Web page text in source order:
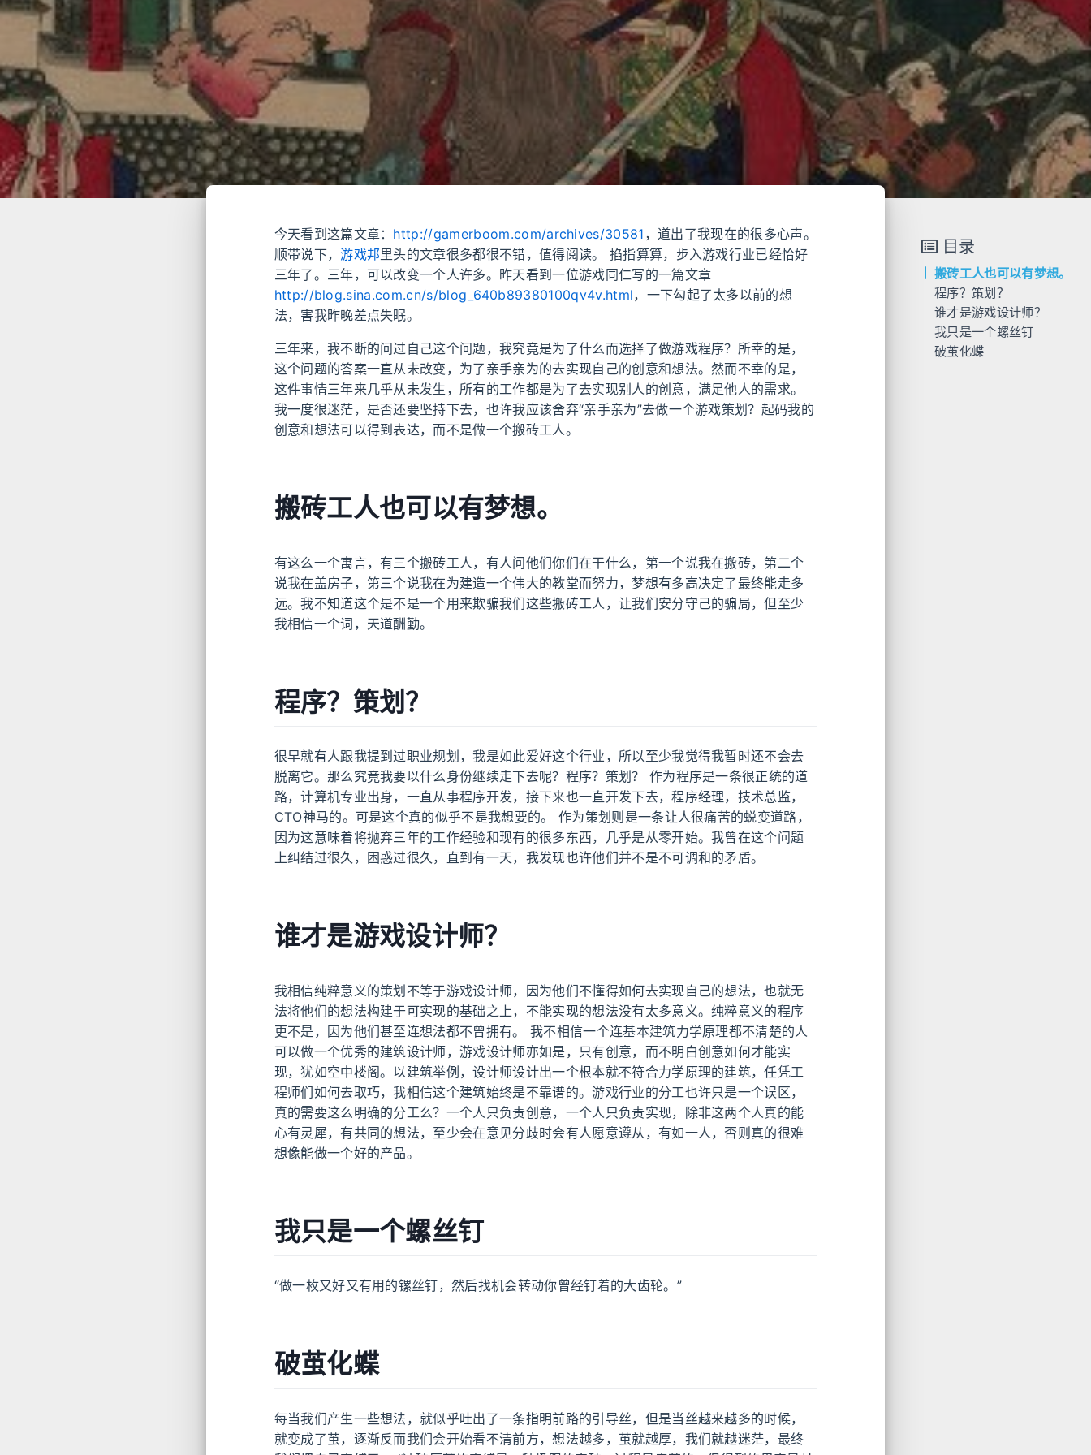
今天看到这篇文章： http://gamerboom.com/archives/30581 ，道出了我现在的很多心声。
顺带说下，游戏邦里头的文章很多都很不错，值得阅读。 掐指算算，步入游戏行业已经恰好
三年了。三年，可以改变一个人许多。昨天看到一位游戏同仁写的一篇文章
http://blog.sina.com.cn/s/blog_640b89380100qv4v.html，一下勾起了太多以前的想
法，害我昨晚差点失眠。
三年来，我不断的问过自己这个问题，我究竟是为了什么而选择了做游戏程序？所幸的是，
这个问题的答案一直从未改变，为了亲手亲为的去实现自己的创意和想法。然而不幸的是，
这件事情三年来几乎从未发生，所有的工作都是为了去实现别人的创意，满足他人的需求。
我一度很迷茫，是否还要坚持下去，也许我应该舍弃“亲手亲为”去做一个游戏策划？起码我的
创意和想法可以得到表达，而不是做一个搬砖工人。
搬砖工人也可以有梦想。
有这么一个寓言，有三个搬砖工人，有人问他们你们在干什么，第一个说我在搬砖，第二个
说我在盖房子，第三个说我在为建造一个伟大的教堂而努力，梦想有多高决定了最终能走多
远。我不知道这个是不是一个用来欺骗我们这些搬砖工人，让我们安分守己的骗局，但至少
我相信一个词，天道酬勤。
程序？策划？
很早就有人跟我提到过职业规划，我是如此爱好这个行业，所以至少我觉得我暂时还不会去
脱离它。那么究竟我要以什么身份继续走下去呢？程序？策划？ 作为程序是一条很正统的道
路，计算机专业出身，一直从事程序开发，接下来也一直开发下去，程序经理，技术总监，
CTO神马的。可是这个真的似乎不是我想要的。 作为策划则是一条让人很痛苦的蜕变道路，
因为这意味着将抛弃三年的工作经验和现有的很多东西，几乎是从零开始。我曾在这个问题
上纠结过很久，困惑过很久，直到有一天，我发现也许他们并不是不可调和的矛盾。
谁才是游戏设计师？
我相信纯粹意义的策划不等于游戏设计师，因为他们不懂得如何去实现自己的想法，也就无
法将他们的想法构建于可实现的基础之上，不能实现的想法没有太多意义。纯粹意义的程序
更不是，因为他们甚至连想法都不曾拥有。 我不相信一个连基本建筑力学原理都不清楚的人
可以做一个优秀的建筑设计师，游戏设计师亦如是，只有创意，而不明白创意如何才能实
现，犹如空中楼阁。以建筑举例，设计师设计出一个根本就不符合力学原理的建筑，任凭工
程师们如何去取巧，我相信这个建筑始终是不靠谱的。游戏行业的分工也许只是一个误区，
真的需要这么明确的分工么？一个人只负责创意，一个人只负责实现，除非这两个人真的能
心有灵犀，有共同的想法，至少会在意见分歧时会有人愿意遵从，有如一人，否则真的很难
想像能做一个好的产品。
我只是一个螺丝钉
“做一枚又好又有用的镙丝钉，然后找机会转动你曾经钉着的大齿轮。”
破茧化蝶
每当我们产生一些想法，就似乎吐出了一条指明前路的引导丝，但是当丝越来越多的时候，
就变成了茧，逐渐反而我们会开始看不清前方，想法越多，茧就越厚，我们就越迷茫，最终
目录
搬砖工人也可以有梦想。
程序？策划？
谁才是游戏设计师？
我只是一个螺丝钉
破茧化蝶